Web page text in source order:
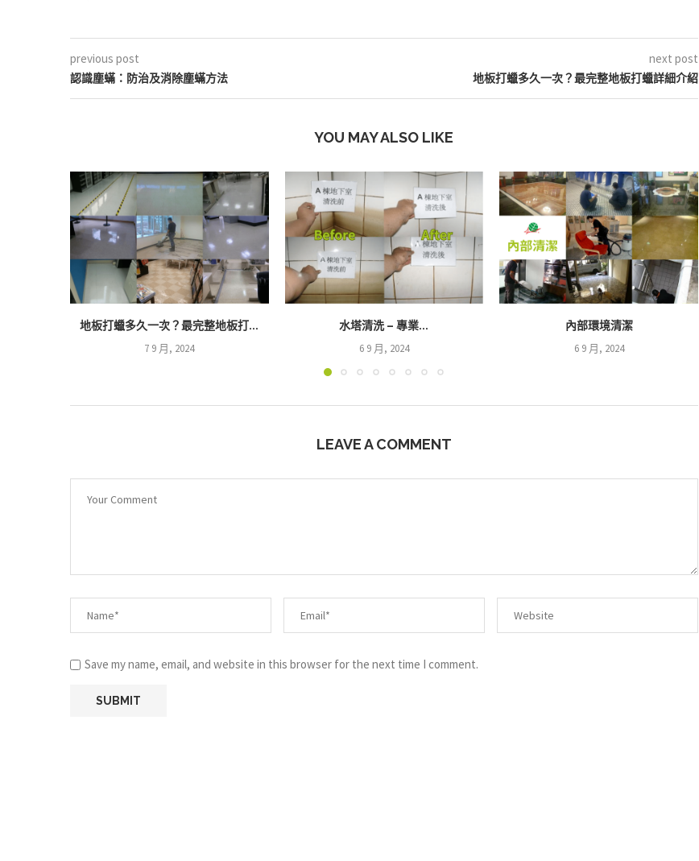
previous post
認識塵蟎：防治及消除塵蟎方法
next post
地板打蠟多久一次？最完整地板打蠟詳細介紹
YOU MAY ALSO LIKE
地板打蠟多久一次？最完整地板打...
7 9 月, 2024
水塔清洗 – 專業...
6 9 月, 2024
內部環境清潔
6 9 月, 2024
LEAVE A COMMENT
Save my name, email, and website in this browser for the next time I comment.